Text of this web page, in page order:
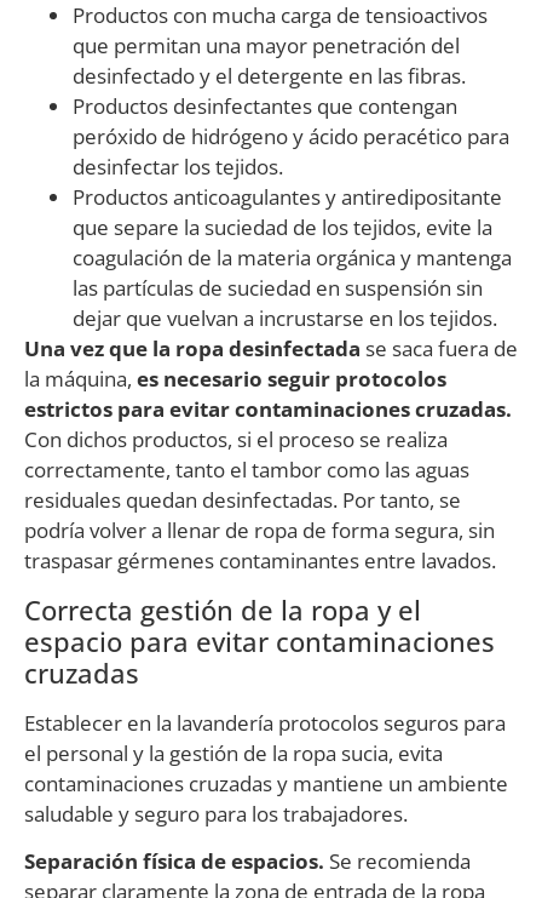
Productos con mucha carga de tensioactivos
que permitan una mayor penetración del
desinfectado y el detergente en las fibras.
Productos desinfectantes que contengan
peróxido de hidrógeno y ácido peracético para
desinfectar los tejidos.
Productos anticoagulantes y antiredipositante
que separe la suciedad de los tejidos, evite la
coagulación de la materia orgánica y mantenga
las partículas de suciedad en suspensión sin
dejar que vuelvan a incrustarse en los tejidos.
Una vez que la ropa desinfectada se saca fuera de
la máquina, es necesario seguir protocolos
estrictos para evitar contaminaciones cruzadas.
Con dichos productos, si el proceso se realiza
correctamente, tanto el tambor como las aguas
residuales quedan desinfectadas. Por tanto, se
podría volver a llenar de ropa de forma segura, sin
traspasar gérmenes contaminantes entre lavados.
Correcta gestión de la ropa y el
espacio para evitar contaminaciones
cruzadas
Establecer en la lavandería protocolos seguros para
el personal y la gestión de la ropa sucia, evita
contaminaciones cruzadas y mantiene un ambiente
saludable y seguro para los trabajadores.
Separación física de espacios. Se recomienda
separar claramente la zona de entrada de la ropa